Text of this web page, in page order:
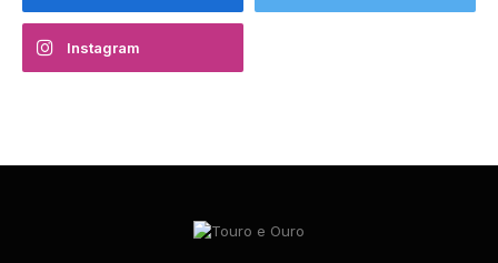
Instagram